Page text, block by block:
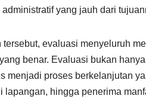
yang jauh dari
evaluasi menyeluruh
benar. Evaluasi bukan
menjadi proses berkelanjutan
lapangan, hingga penerima